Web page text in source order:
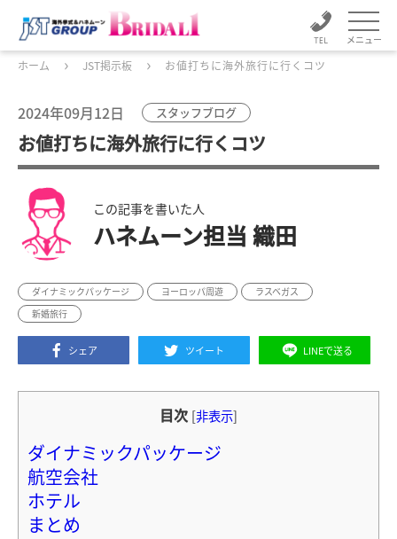
メニュー
ホーム JST掲示板 お値打ちに海外旅行に行くコツ
2024年09月12日 スタッフブログ
お値打ちに海外旅行に行くコツ
この記事を書いた人
ハネムーン担当 織田
ダイナミックパッケージ ヨーロッパ周遊
ラスベガス
新婚旅行
シェア ツイート LINEで送る
目次 [非表示]
ダイナミックパッケージ
航空会社
ホテル
まとめ